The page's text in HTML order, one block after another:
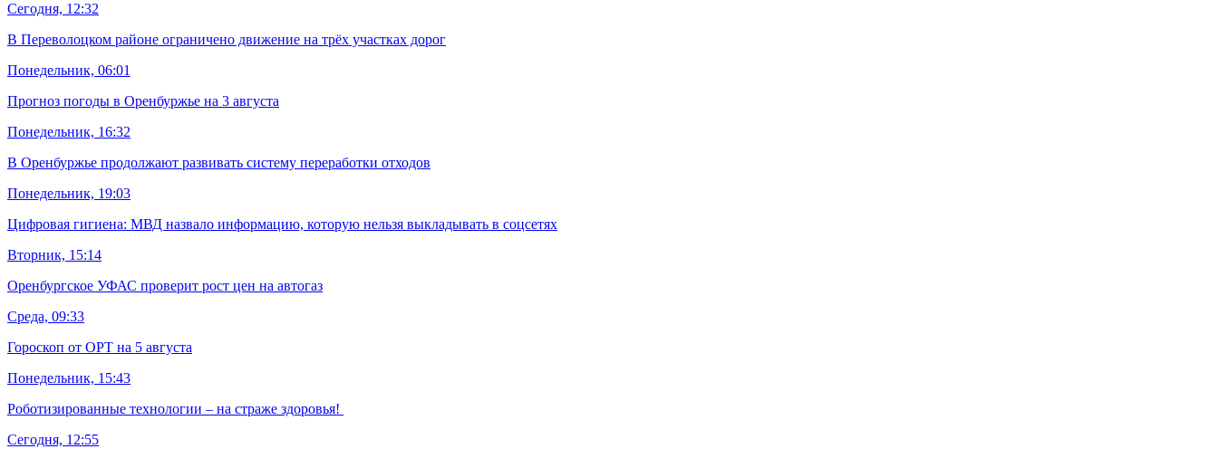
Сегодня, 12:32
В Переволоцком районе ограничено движение на трёх участках дорог
Понедельник, 06:01
Прогноз погоды в Оренбуржье на 3 августа
Понедельник, 16:32
В Оренбуржье продолжают развивать систему переработки отходов
Понедельник, 19:03
Цифровая гигиена: МВД назвало информацию, которую нельзя выкладывать в соцсетях
Вторник, 15:14
Оренбургское УФАС проверит рост цен на автогаз
Среда, 09:33
Гороскоп от ОРТ на 5 августа
Понедельник, 15:43
Роботизированные технологии – на страже здоровья!
Сегодня, 12:55